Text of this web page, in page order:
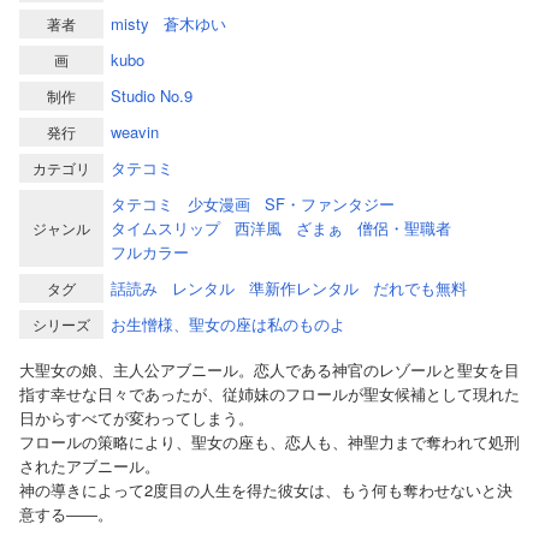
著者 misty 蒼木ゆい
画 kubo
制作 Studio No.9
発行 weavin
カテゴリ タテコミ
ジャンル
タテコミ 少女漫画
SF・ファンタジー
タイムスリップ
西洋風 ざまぁ
僧侶・聖職者
フルカラー
タグ 話読み レンタル 準新作レンタル だれでも無料
シリーズ
お生憎様、聖女の座は私のものよ
大聖女の娘、主人公アブニール。恋人である神官のレゾールと聖女を目
指す幸せな日々であったが、従姉妹のフロールが聖女候補として現れた
日からすべてが変わってしまう。
フロールの策略により、聖女の座も、恋人も、神聖力まで奪われて処刑
されたアブニール。
神の導きによって2度目の人生を得た彼女は、もう何も奪わせないと決
意する――。